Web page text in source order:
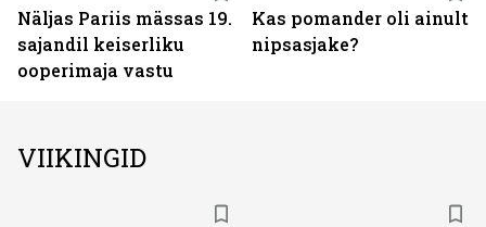
Näljas Pariis mässas 19.
sajandil keiserliku
ooperimaja vastu
Kas pomander oli ainult
nipsasjake?
VIIKINGID